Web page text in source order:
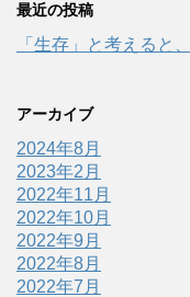
最近の投稿
「生存」と考えると
アーカイブ
2024年8月
2023年2月
2022年11月
2022年10月
2022年9月
2022年8月
2022年7月